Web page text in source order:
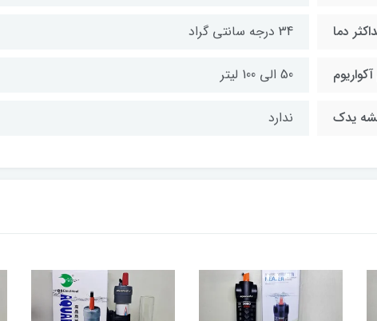
دما 34 درجه سانتی گراد
50 الی 100 لیتر
یدک ندارد